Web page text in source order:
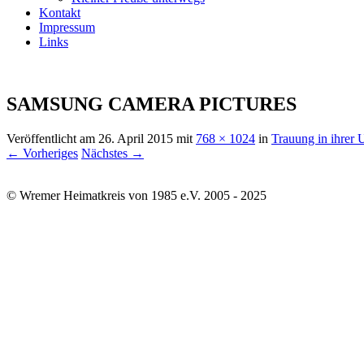
Kontakt
Impressum
Links
SAMSUNG CAMERA PICTURES
Veröffentlicht am 26. April 2015 mit 768 × 1024 in Trauung in ihrer
← Vorheriges Nächstes →
© Wremer Heimatkreis von 1985 e.V. 2005 - 2025